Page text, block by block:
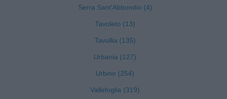
Serra Sant'Abbondio (4)
Tavoleto (13)
Tavullia (135)
Urbania (127)
Urbino (254)
Vallefoglia (319)